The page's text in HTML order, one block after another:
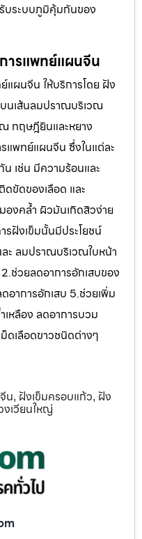
บระบบภูมิคุ้มกันของ
ารแพทย์แผนจีน
แผนจีน ให้บริการโดย ฝัง
นเส้นลมปราณบริเวณ
ทฤษฎียินและหยาง
แพทย์แผนจีน ซึ่งในแต่ละ
เช่น มีความร้อนและ
ขัดของเลือด และ
องคล้ำ ผิวมันเกิดสิวง่าย
รฝังเข็มนั้นมีประโยชน์
ละ ลมปราณบริเวณใบหน้า
ช่วยลดอาการอักเสบของ
าการอักเสบ 5.ช่วยเพิ่ม
เหลือง ลดอาการบวม
ดเลือดขาวชนิดต่างๆ
น, ฝังเข็มครอบแก้ว, ฝัง
งเวียนใหญ่